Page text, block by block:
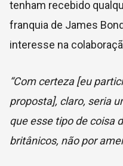
tenham recebido
franquia de James
interesse na
“Com certeza [eu
proposta], claro, seria
que esse tipo de coisa
britânicos, não por